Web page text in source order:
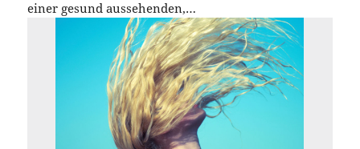
einer gesund aussehenden,…